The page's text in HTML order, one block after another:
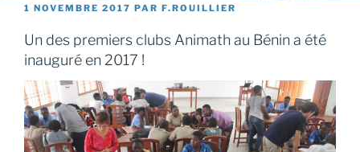
PUBLIÉ
1 NOVEMBRE 2017 PAR F.ROUILLIER
Un des premiers clubs Animath au Bénin a été
inauguré en 2017 !